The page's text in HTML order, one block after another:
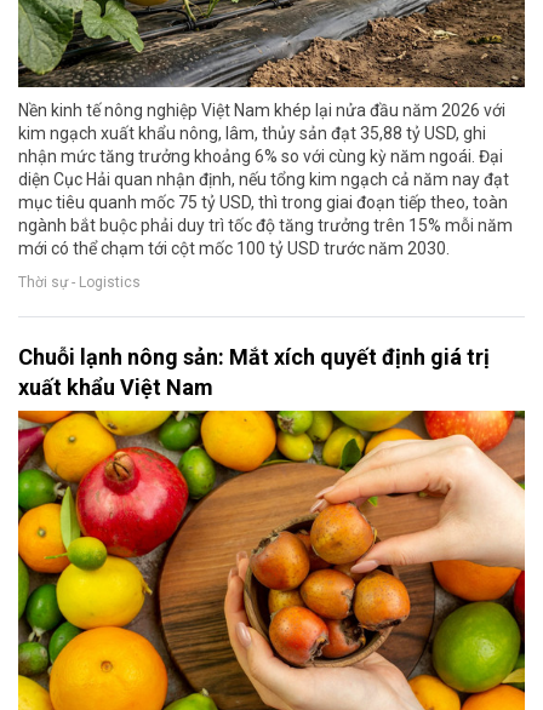
Nền kinh tế nông nghiệp Việt Nam khép lại nửa đầu năm 2026 với
kim ngạch xuất khẩu nông, lâm, thủy sản đạt 35,88 tỷ USD, ghi
nhận mức tăng trưởng khoảng 6% so với cùng kỳ năm ngoái. Đại
diện Cục Hải quan nhận định, nếu tổng kim ngạch cả năm nay đạt
mục tiêu quanh mốc 75 tỷ USD, thì trong giai đoạn tiếp theo, toàn
ngành bắt buộc phải duy trì tốc độ tăng trưởng trên 15% mỗi năm
mới có thể chạm tới cột mốc 100 tỷ USD trước năm 2030.
Thời sự - Logistics
Chuỗi lạnh nông sản: Mắt xích quyết định giá trị
xuất khẩu Việt Nam